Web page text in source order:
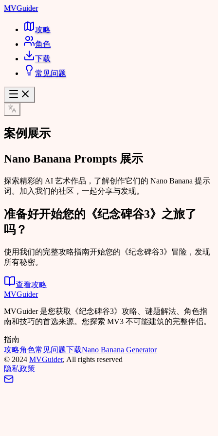
MVGuider
攻略
角色
下载
常见问题
案例展示
Nano Banana Prompts 展示
探索精彩的 AI 艺术作品，了解创作它们的 Nano Banana 提示
词。加入我们的社区，一起分享与发现。
准备好开始您的《纪念碑谷3》之旅了
吗？
使用我们的完整攻略指南开始您的《纪念碑谷3》冒险，发现
所有秘密。
查看攻略
MVGuider
MVGuider 是您获取《纪念碑谷3》攻略、谜题解法、角色指
南和技巧的首选来源。您探索 MV3 不可能建筑的完整伴侣。
指南
攻略角色常见问题下载Nano Banana Generator
© 2024 MVGuider, All rights reserved
隐私政策